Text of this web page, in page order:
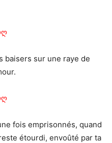
baisers sur une raye de
fois emprisonnés, quand
étourdi, envoûté par ta